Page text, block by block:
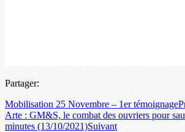
Partager:
Mobilisation 25 Novembre – 1er témoignage
Arte : GM&S, le combat des ouvriers pour
minutes (13/10/2021)Suivant